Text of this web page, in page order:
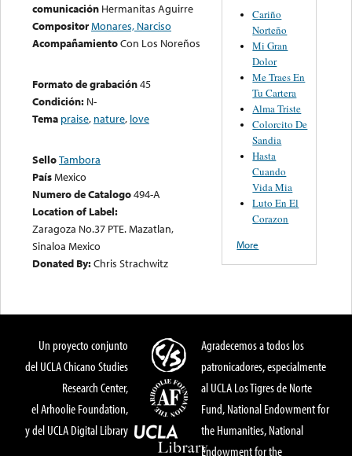
comunicación Hermanitas Aguirre
CompositorMonares, Narciso
AcompañamientoCon Los Noreños
Formato de grabación45
Condición: N-
Tema praise, nature, love
SelloTambora
PaísMexico
Numero de Catalogo494-A
Location of Label:
Zaragoza No.37 PTE. Mazatlan,
Sinaloa Mexico
Donated By:Chris Strachwitz
Cariño
Norteño
Mi Gran
Dolor
Me Traes En
Tu Cartera
Alma Triste
Colorcito De
Sandia
Hasta
Cuando
Vida Mia
Luto En El
Corazon
More
Un proyecto conjunto
del UCLA Chicano Studies
Research Center,
el Arhoolie Foundation,
y del UCLA Digital Library
Agradecemos a todos los
patronicadores, especialmente
al UCLA Los Tigres de Norte
Fund, National Endowment for
the Humanities, National
Endowment for the